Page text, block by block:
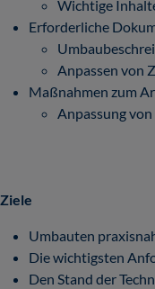
Wichtige
Erforderliche
Anpassen von
Maßnahmen zum
Anpassung
Ziele
Umbauten
Die wichtigsten
Den Stand der